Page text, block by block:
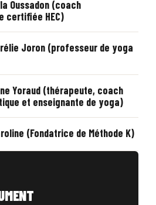
Oussadon (coach
certifiée HEC)
Joron (professeur de yoga
Yoraud (thérapeute, coach
et enseignante de yoga)
(Fondatrice de Méthode K)